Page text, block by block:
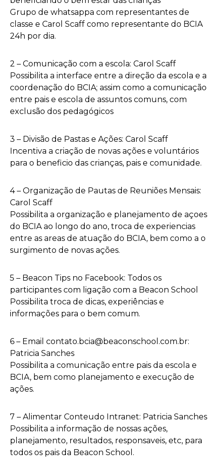
Grupo de whatsappa com representantes de
classe e Carol Scaff como representante do BCIA
24h por dia.
2 – Comunicação com a escola: Carol Scaff
Possibilita a interface entre a direção da escola e a
coordenação do BCIA; assim como a comunicação
entre pais e escola de assuntos comuns, com
exclusão dos pedagógicos
3 – Divisão de Pastas e Ações: Carol Scaff
Incentiva a criação de novas ações e voluntários
para o beneficio das crianças, pais e comunidade.
4 – Organização de Pautas de Reuniões Mensais:
Carol Scaff
Possibilita a organização e planejamento de açoes
do BCIA ao longo do ano, troca de experiencias
entre as areas de atuação do BCIA, bem como a o
surgimento de novas ações.
5 – Beacon Tips no Facebook: Todos os
participantes com ligação com a Beacon School
Possibilita troca de dicas, experiências e
informações para o bem comum.
6 – Email contato.bcia@beaconschool.com.br:
Patricia Sanches
Possibilita a comunicação entre pais da escola e
BCIA, bem como planejamento e execução de
ações.
7 – Alimentar Conteudo Intranet: Patricia Sanches
Possibilita a informação de nossas ações,
planejamento, resultados, responsaveis, etc, para
todos os pais da Beacon School.